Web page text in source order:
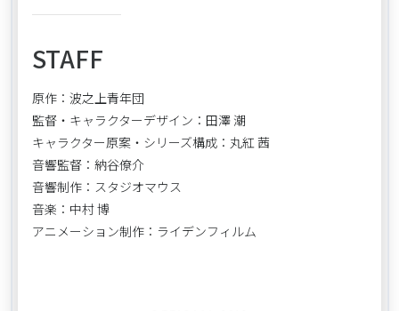
STAFF
原作：波之上青年団
監督・キャラクターデザイン：田澤 潮
キャラクター原案・シリーズ構成：丸紅 茜
音響監督：納谷僚介
音響制作：スタジオマウス
音楽：中村 博
アニメーション制作：ライデンフィルム